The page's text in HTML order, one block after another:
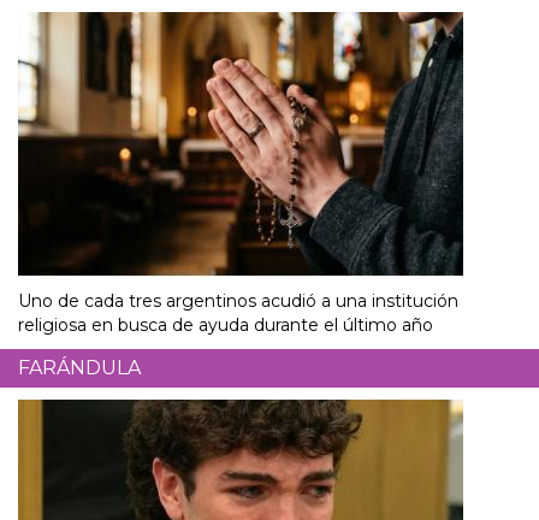
Uno de cada tres argentinos acudió a una institución
religiosa en busca de ayuda durante el último año
FARÁNDULA